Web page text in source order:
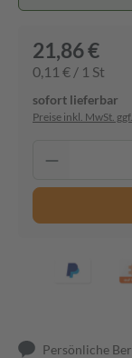
21,86 €
0,11 € / 1 St
sofort lieferbar
Preise inkl. MwSt.
Persönliche